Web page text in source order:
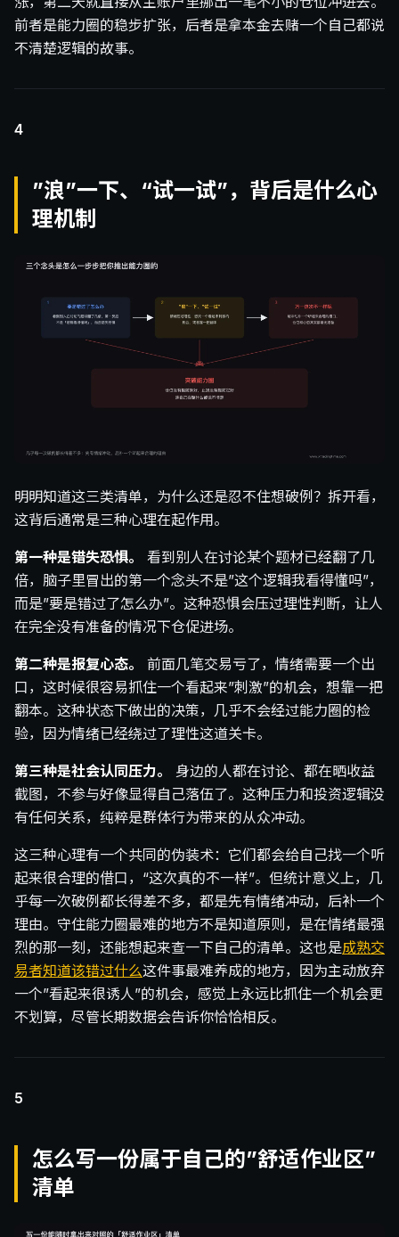
前者是能力圈的稳步扩张，后者是拿本金去赌一个自己都说
不清楚逻辑的故事。
4
”浪”一下、“试一试”，背后是什么心
理机制
明明知道这三类清单，为什么还是忍不住想破例？拆开看，
这背后通常是三种心理在起作用。
第一种是错失恐惧。
看到别人在讨论某个题材已经翻了几
倍，脑子里冒出的第一个念头不是”这个逻辑我看得懂吗”，
而是”要是错过了怎么办”。这种恐惧会压过理性判断，让人
在完全没有准备的情况下仓促进场。
第二种是报复心态。
前面几笔交易亏了，情绪需要一个出
口，这时候很容易抓住一个看起来”刺激”的机会，想靠一把
翻本。这种状态下做出的决策，几乎不会经过能力圈的检
验，因为情绪已经绕过了理性这道关卡。
第三种是社会认同压力。
身边的人都在讨论、都在晒收益
截图，不参与好像显得自己落伍了。这种压力和投资逻辑没
有任何关系，纯粹是群体行为带来的从众冲动。
这三种心理有一个共同的伪装术：它们都会给自己找一个听
起来很合理的借口，“这次真的不一样”。但统计意义上，几
乎每一次破例都长得差不多，都是先有情绪冲动，后补一个
理由。守住能力圈最难的地方不是知道原则，是在情绪最强
烈的那一刻，还能想起来查一下自己的清单。这也是成熟交
易者知道该错过什么这件事最难养成的地方，因为主动放弃
一个”看起来很诱人”的机会，感觉上永远比抓住一个机会更
不划算，尽管长期数据会告诉你恰恰相反。
5
怎么写一份属于自己的”舒适作业区”
清单